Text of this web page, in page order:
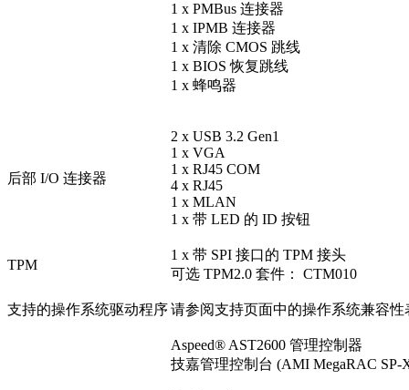
1 x PMBus 连接器
1 x IPMB 连接器
1 x 清除 CMOS 跳线
1 x BIOS 恢复跳线
1 x 蜂鸣器
后部 I/O 连接器
2 x USB 3.2 Gen1
1 x VGA
1 x RJ45 COM
4 x RJ45
1 x MLAN
1 x 带 LED 的 ID 按钮
TPM
1 x 带 SPI 接口的 TPM 接头
可选 TPM2.0 套件： CTM010
支持的操作系统驱动程序请参阅支持页面中的操作系统兼容性
Aspeed® AST2600 管理控制器
技嘉管理控制台 (AMI MegaRAC SP-